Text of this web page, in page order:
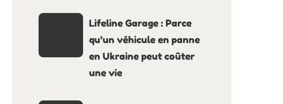
Lifeline Garage : Parce
qu’un véhicule en panne
en Ukraine peut coûter
une vie